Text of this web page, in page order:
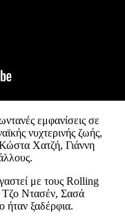
εμφανίσεις σε
νυχτερινής ζωής,
Χατζή, Γιάννη
με τους Rolling
Τζο Ντασέν, Σασά
ήταν ξαδέρφια.